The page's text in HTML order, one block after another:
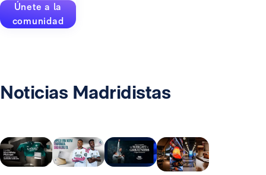
Únete a la
comunidad
Noticias Madridistas